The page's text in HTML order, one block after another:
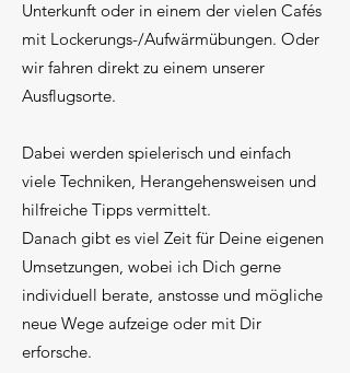
Unterkunft oder in einem der vielen Cafés
mit Lockerungs-/Aufwärmübungen. Oder
wir fahren direkt zu einem unserer
Ausflugsorte.
Dabei werden spielerisch und einfach
viele Techniken, Herangehensweisen und
hilfreiche Tipps vermittelt.
Danach gibt es viel Zeit für Deine eigenen
Umsetzungen, wobei ich Dich gerne
individuell berate, anstosse und mögliche
neue Wege aufzeige oder mit Dir
erforsche.